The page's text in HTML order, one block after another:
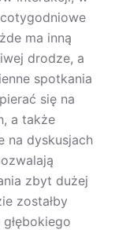
ma inną
drodze, a
spotkania
się na
a także
na dyskusjach
zbyt dużej
zostałby